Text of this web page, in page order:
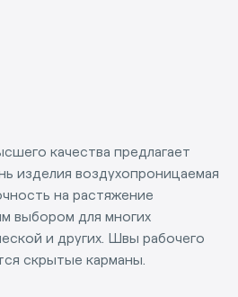
качества предлагает
изделия воздухопроницаемая
на растяжение
выбором для многих
и других. Швы рабочего
скрытые карманы.